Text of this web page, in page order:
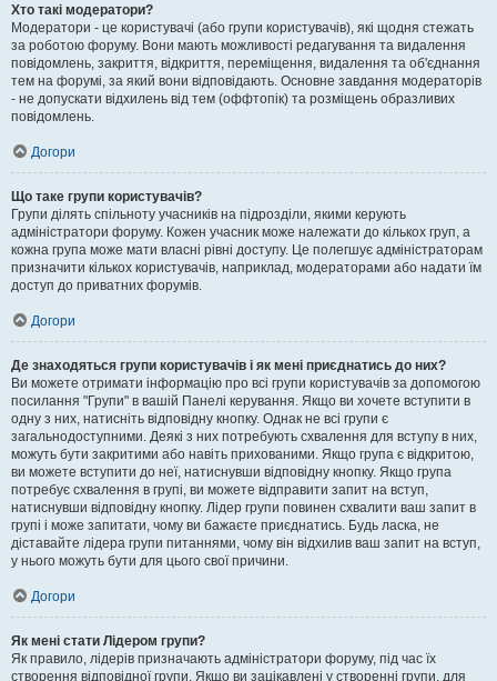
Хто такі модератори?
Модератори - це користувачі (або групи користувачів), які щодня стежать
за роботою форуму. Вони мають можливості редагування та видалення
повідомлень, закриття, відкриття, переміщення, видалення та об'єднання
тем на форумі, за який вони відповідають. Основне завдання модераторів
- не допускати відхилень від тем (оффтопік) та розміщень образливих
повідомлень.
Догори
Що таке групи користувачів?
Групи ділять спільноту учасників на підрозділи, якими керують
адміністратори форуму. Кожен учасник може належати до кількох груп, а
кожна група може мати власні рівні доступу. Це полегшує адміністраторам
призначити кількох користувачів, наприклад, модераторами або надати їм
доступ до приватних форумів.
Догори
Де знаходяться групи користувачів і як мені приєднатись до них?
Ви можете отримати інформацію про всі групи користувачів за допомогою
посилання "Групи" в вашій Панелі керування. Якщо ви хочете вступити в
одну з них, натисніть відповідну кнопку. Однак не всі групи є
загальнодоступними. Деякі з них потребують схвалення для вступу в них,
можуть бути закритими або навіть прихованими. Якщо група є відкритою,
ви можете вступити до неї, натиснувши відповідну кнопку. Якщо група
потребує схвалення в групі, ви можете відправити запит на вступ,
натиснувши відповідну кнопку. Лідер групи повинен схвалити ваш запит в
групі і може запитати, чому ви бажаєте приєднатись. Будь ласка, не
діставайте лідера групи питаннями, чому він відхилив ваш запит на вступ,
у нього можуть бути для цього свої причини.
Догори
Як мені стати Лідером групи?
Як правило, лідерів призначають адміністратори форуму, під час їх
створення відповідної групи. Якщо ви зацікавлені у створенні групи, для